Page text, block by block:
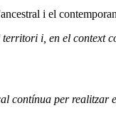
i el
i, en el context
contínua per